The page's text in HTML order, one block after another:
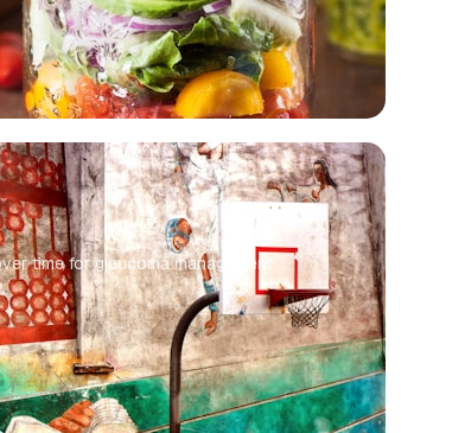
time for glaucoma management